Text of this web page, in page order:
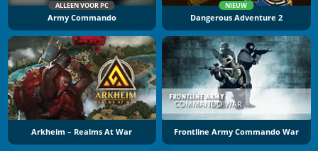
ALLEEN VOOR PC
Army Commando
NIEUW
Dangerous Adventure 2
Arkheim – Realms At War Frontline Army Commando War